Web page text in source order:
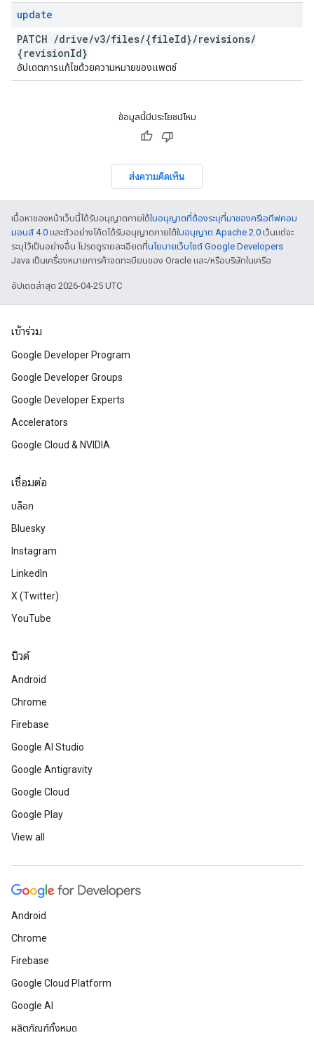
update
PATCH /drive/v3/files/{fileId}/revisions/
{revisionId}
อัปเดตการแก้ไขด้วยความหมายของแพตช์
ข้อมูลนี้มีประโยชน์ไหม
ส่งความคิดเห็น
เนื้อหาของหน้าเว็บนี้ได้รับอนุญาตภายใต้ใบอนุญาตที่ต้องระบุที่มาของครีเอทีฟคอม
มอนส์ 4.0 และตัวอย่างโค้ดได้รับอนุญาตภายใต้ใบอนุญาต Apache 2.0 เว้นแต่จะ
ระบุไว้เป็นอย่างอื่น โปรดดูรายละเอียดที่นโยบายเว็บไซต์ Google Developers
Java เป็นเครื่องหมายการค้าจดทะเบียนของ Oracle และ/หรือบริษัทในเครือ
อัปเดตล่าสุด 2026-04-25 UTC
เข้าร่วม
Google Developer Program
Google Developer Groups
Google Developer Experts
Accelerators
Google Cloud & NVIDIA
เชื่อมต่อ
บล็อก
Bluesky
Instagram
LinkedIn
X (Twitter)
YouTube
บิวด์
Android
Chrome
Firebase
Google AI Studio
Google Antigravity
Google Cloud
Google Play
View all
Android
Chrome
Firebase
Google Cloud Platform
Google AI
ผลิตภัณฑ์ทั้งหมด